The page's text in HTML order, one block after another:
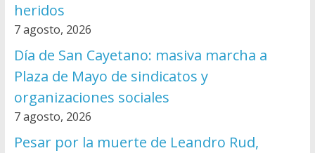
heridos
7 agosto, 2026
Día de San Cayetano: masiva marcha a
Plaza de Mayo de sindicatos y
organizaciones sociales
7 agosto, 2026
Pesar por la muerte de Leandro Rud,